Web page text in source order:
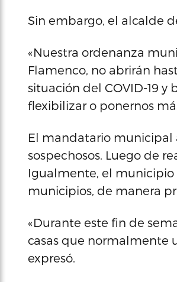
Sin embargo, el alcalde
«Nuestra ordenanza
Flamenco, no abrirán
situación del COVID-19
flexibilizar o ponernos
El mandatario municipal
sospechosos. Luego de
Igualmente, el municipio
municipios, de manera
«Durante este fin de
casas que normalmente
expresó.